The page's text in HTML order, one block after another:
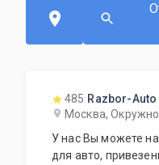
485 Razbor-
Москва,
У нас Вы можете
для авто,